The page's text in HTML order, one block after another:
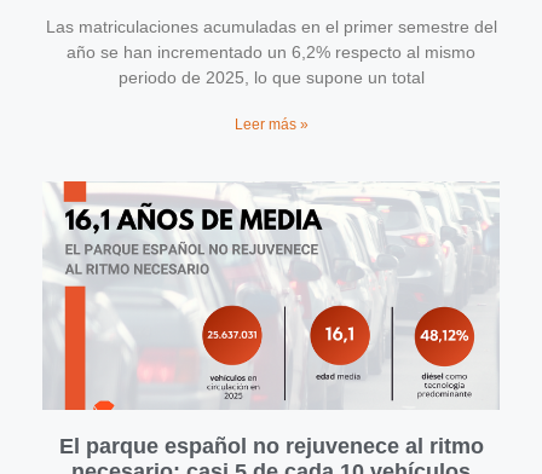
Las matriculaciones acumuladas en el primer semestre del
año se han incrementado un 6,2% respecto al mismo
periodo de 2025, lo que supone un total
Leer más »
El parque español no rejuvenece al ritmo